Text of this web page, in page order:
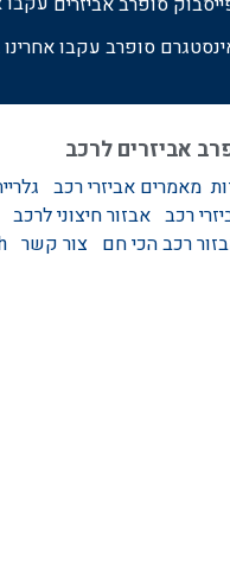
עקבו
אביזרים לרכב
מאמרים אביזרי רכב
רכב אבזור חיצוני לרכב
רכב הכי חם צור קשר